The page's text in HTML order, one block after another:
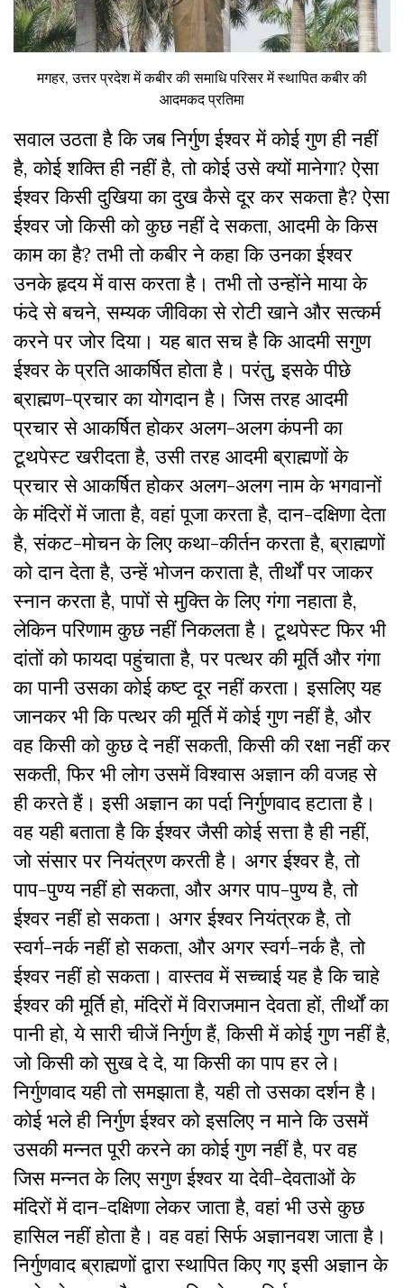
मगहर, उत्तर प्रदेश में कबीर की समाधि परिसर में स्थापित कबीर की
आदमकद प्रतिमा
सवाल उठता है कि जब निर्गुण ईश्वर में कोई गुण ही नहीं
है, कोई शक्ति ही नहीं है, तो कोई उसे क्यों मानेगा? ऐसा
ईश्वर किसी दुखिया का दुख कैसे दूर कर सकता है? ऐसा
ईश्वर जो किसी को कुछ नहीं दे सकता, आदमी के किस
काम का है? तभी तो कबीर ने कहा कि उनका ईश्वर
उनके हृदय में वास करता है। तभी तो उन्होंने माया के
फंदे से बचने, सम्यक जीविका से रोटी खाने और सत्कर्म
करने पर जोर दिया। यह बात सच है कि आदमी सगुण
ईश्वर के प्रति आकर्षित होता है। परंतु, इसके पीछे
ब्राह्मण-प्रचार का योगदान है। जिस तरह आदमी
प्रचार से आकर्षित होकर अलग-अलग कंपनी का
टूथपेस्ट खरीदता है, उसी तरह आदमी ब्राह्मणों के
प्रचार से आकर्षित होकर अलग-अलग नाम के भगवानों
के मंदिरों में जाता है, वहां पूजा करता है, दान-दक्षिणा देता
है, संकट-मोचन के लिए कथा-कीर्तन करता है, ब्राह्मणों
को दान देता है, उन्हें भोजन कराता है, तीर्थों पर जाकर
स्नान करता है, पापों से मुक्ति के लिए गंगा नहाता है,
लेकिन परिणाम कुछ नहीं निकलता है। टूथपेस्ट फिर भी
दांतों को फायदा पहुंचाता है, पर पत्थर की मूर्ति और गंगा
का पानी उसका कोई कष्ट दूर नहीं करता। इसलिए यह
जानकर भी कि पत्थर की मूर्ति में कोई गुण नहीं है, और
वह किसी को कुछ दे नहीं सकती, किसी की रक्षा नहीं कर
सकती, फिर भी लोग उसमें विश्वास अज्ञान की वजह से
ही करते हैं। इसी अज्ञान का पर्दा निर्गुणवाद हटाता है।
वह यही बताता है कि ईश्वर जैसी कोई सत्ता है ही नहीं,
जो संसार पर नियंत्रण करती है। अगर ईश्वर है, तो
पाप-पुण्य नहीं हो सकता, और अगर पाप-पुण्य है, तो
ईश्वर नहीं हो सकता। अगर ईश्वर नियंत्रक है, तो
स्वर्ग-नर्क नहीं हो सकता, और अगर स्वर्ग-नर्क है, तो
ईश्वर नहीं हो सकता। वास्तव में सच्चाई यह है कि चाहे
ईश्वर की मूर्ति हो, मंदिरों में विराजमान देवता हों, तीर्थों का
पानी हो, ये सारी चीजें निर्गुण हैं, किसी में कोई गुण नहीं है,
जो किसी को सुख दे दे, या किसी का पाप हर ले।
निर्गुणवाद यही तो समझाता है, यही तो उसका दर्शन है।
कोई भले ही निर्गुण ईश्वर को इसलिए न माने कि उसमें
उसकी मन्नत पूरी करने का कोई गुण नहीं है, पर वह
जिस मन्नत के लिए सगुण ईश्वर या देवी-देवताओं के
मंदिरों में दान-दक्षिणा लेकर जाता है, वहां भी उसे कुछ
हासिल नहीं होता है। वह वहां सिर्फ अज्ञानवश जाता है।
निर्गुणवाद ब्राह्मणों द्वारा स्थापित किए गए इसी अज्ञान के